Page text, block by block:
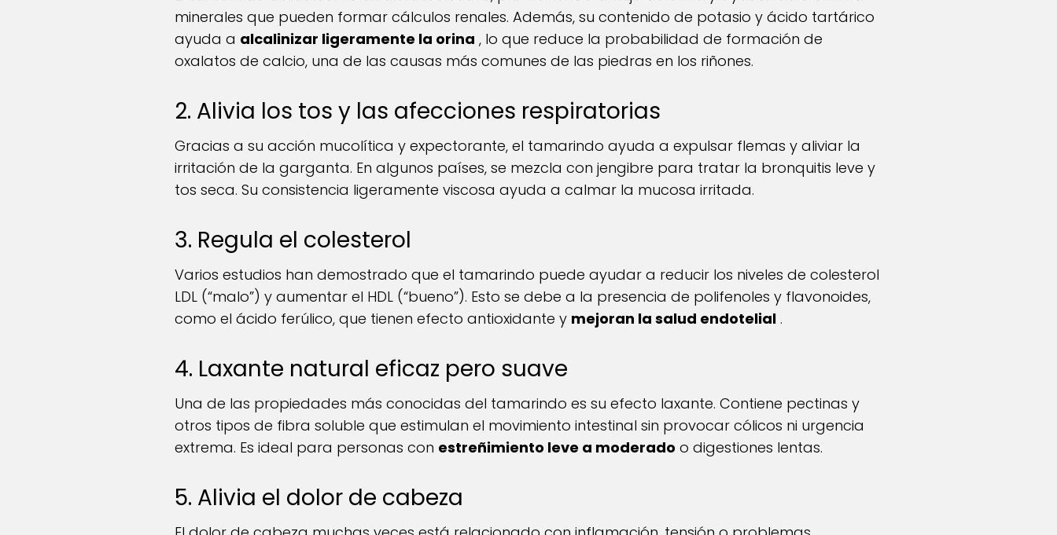
minerales que pueden formar cálculos renales. Además, su contenido de potasio y ácido tartárico
ayuda a alcalinizar ligeramente la orina , lo que reduce la probabilidad de formación de
oxalatos de calcio, una de las causas más comunes de las piedras en los riñones.
2. Alivia los tos y las afecciones respiratorias
Gracias a su acción mucolítica y expectorante, el tamarindo ayuda a expulsar flemas y aliviar la
irritación de la garganta. En algunos países, se mezcla con jengibre para tratar la bronquitis leve y
tos seca. Su consistencia ligeramente viscosa ayuda a calmar la mucosa irritada.
3. Regula el colesterol
Varios estudios han demostrado que el tamarindo puede ayudar a reducir los niveles de colesterol
LDL (“malo”) y aumentar el HDL (“bueno”). Esto se debe a la presencia de polifenoles y flavonoides,
como el ácido ferúlico, que tienen efecto antioxidante y mejoran la salud endotelial .
4. Laxante natural eficaz pero suave
Una de las propiedades más conocidas del tamarindo es su efecto laxante. Contiene pectinas y
otros tipos de fibra soluble que estimulan el movimiento intestinal sin provocar cólicos ni urgencia
extrema. Es ideal para personas con estreñimiento leve a moderado o digestiones lentas.
5. Alivia el dolor de cabeza